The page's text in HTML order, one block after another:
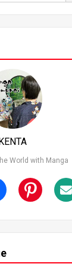
World with Manga